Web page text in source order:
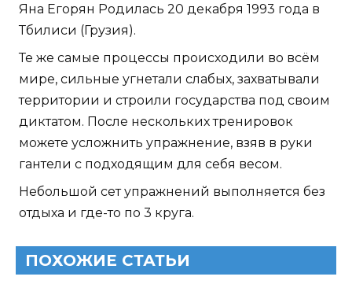
Яна Егорян Родилась 20 декабря 1993 года в
Тбилиси (Грузия).
Те же самые процессы происходили во всём
мире, сильные угнетали слабых, захватывали
территории и строили государства под своим
диктатом. После нескольких тренировок
можете усложнить упражнение, взяв в руки
гантели с подходящим для себя весом.
Небольшой сет упражнений выполняется без
отдыха и где-то по 3 круга.
ПОХОЖИЕ СТАТЬИ